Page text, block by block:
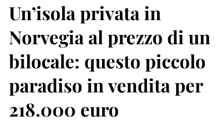
Un’isola privata in
Norvegia al prezzo di un
bilocale: questo piccolo
paradiso in vendita per
218.000 euro